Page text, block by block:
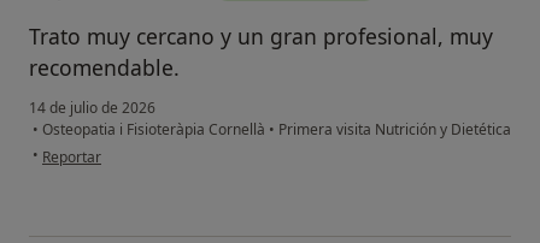
Trato muy cercano y un gran profesional, muy
recomendable.
14 de julio de 2026
• Osteopatia i Fisioteràpia Cornellà • Primera visita Nutrición y Dietética
• en opinión del usuario Javier González
Reportar